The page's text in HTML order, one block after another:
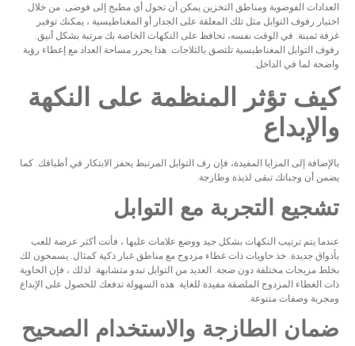
العدادات الفوضوية ومناطق التخزين يمكن أن تحول أي مطبخ إلى فوضى. من خلال
اختيار رفوف التوابل مثل تلك المعلقة على الجدار أو المغناطيسية ، يمكنك توفير
غرفة ثمينة. في الوقت نفسه، تحافظ على النكهات الخاصة بك مرتبة بشكل أنيق.
رفوف التوابل المغناطيسية تلتصق بالثلاجات. هذا يحرر مساحة العداد مع إعطاء رؤية
واضحة لما في الداخل.
كيف تؤثر المنظمة على النكهة
والإبداع
بالإضافة إلى المزايا المفيدة، فإن رف التوابل المرتبط يحفز الابتكار في أطباقك. كما
يضمن أن وجباتك تبقى لذيذة وطازجة.
تشجيع التجربة مع التوابل
عندما يتم ترتيب النكهات بشكل جيد ووضع علامات عليها ، فأنت أكثر عرضة للعب
بأذواق جديدة. خذ حاويات ذات غطاء مزدوج مع مناطق غبار ذكية كمثال. يسمحون لك
بخلط مزيجات مختلفة دون ضجة. العديد من التوابل تبدو متشابهة. لذلك ، فإن الحاوية
ذات الغطاء المزدوج الملصقة مفيدة للغاية. هذه السهولة تدفعك للحصول على الإبداع
ومجربة وصفات متنوعة.
ضمان الطازجة والاستخدام الصحيح